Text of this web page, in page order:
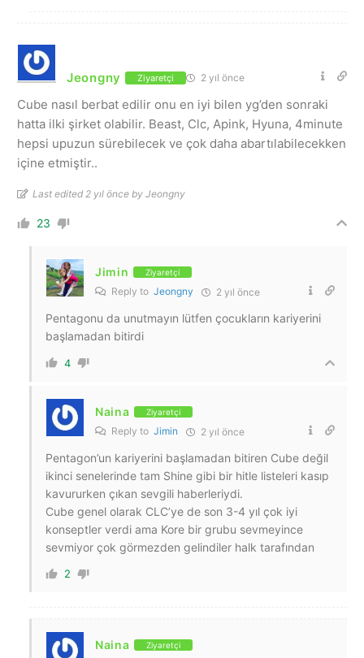
Jeongny Ziyaretçi 2 yıl önce
Cube nasıl berbat edilir onu en iyi bilen yg’den sonraki
hatta ilki şirket olabilir. Beast, Clc, Apink, Hyuna, 4minute
hepsi upuzun sürebilecek ve çok daha abartılabilecekken
içine etmiştir..
Last edited 2 yıl önce by Jeongny
23
Jimin Ziyaretçi
Reply to Jeongny 2 yıl önce
Pentagonu da unutmayın lütfen çocukların kariyerini
başlamadan bitirdi
4
Naina Ziyaretçi
Reply to Jimin 2 yıl önce
Pentagon’un kariyerini başlamadan bitiren Cube değil
ikinci senelerinde tam Shine gibi bir hitle listeleri kasıp
kavururken çıkan sevgili haberleriydi.
Cube genel olarak CLC’ye de son 3-4 yıl çok iyi
konseptler verdi ama Kore bir grubu sevmeyince
sevmiyor çok görmezden gelindiler halk tarafından
2
Naina Ziyaretçi